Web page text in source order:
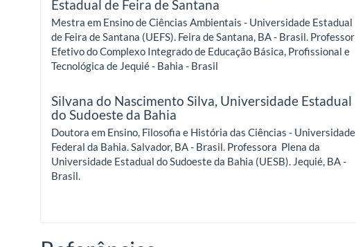
Estadual de Feira de Santana
Mestra em Ensino de Ciências Ambientais - Universidade Estadual
de Feira de Santana (UEFS). Feira de Santana, BA - Brasil. Professor
Efetivo do Complexo Integrado de Educação Básica, Profissional e
Tecnológica de Jequié - Bahia - Brasil
Silvana do Nascimento Silva, Universidade Estadual
do Sudoeste da Bahia
Doutora em Ensino, Filosofia e História das Ciências - Universidade
Federal da Bahia. Salvador, BA - Brasil. Professora Plena da
Universidade Estadual do Sudoeste da Bahia (UESB). Jequié, BA -
Brasil.